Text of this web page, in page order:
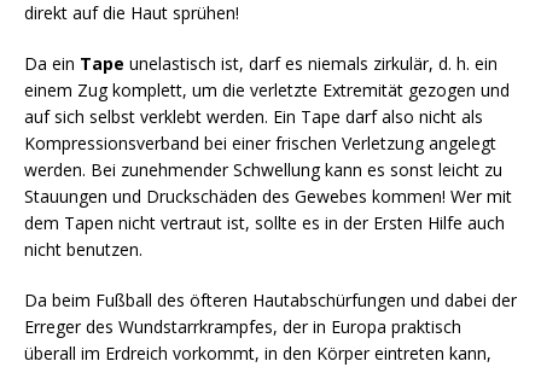
direkt auf die Haut sprühen!
Da ein Tape unelastisch ist, darf es niemals zirkulär, d. h. ein
einem Zug komplett, um die verletzte Extremität gezogen und
auf sich selbst verklebt werden. Ein Tape darf also nicht als
Kompressionsverband bei einer frischen Verletzung angelegt
werden. Bei zunehmender Schwellung kann es sonst leicht zu
Stauungen und Druckschäden des Gewebes kommen! Wer mit
dem Tapen nicht vertraut ist, sollte es in der Ersten Hilfe auch
nicht benutzen.
Da beim Fußball des öfteren Hautabschürfungen und dabei der
Erreger des Wundstarrkrampfes, der in Europa praktisch
überall im Erdreich vorkommt, in den Körper eintreten kann,